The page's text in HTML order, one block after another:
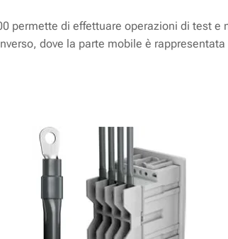
permette di effettuare operazioni di test
dove la parte mobile è